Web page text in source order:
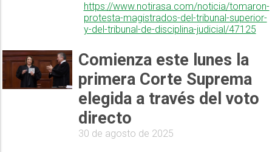
https://www.notirasa.com/noticia/tomaron-
protesta-magistrados-del-tribunal-superior-
y-del-tribunal-de-disciplina-judicial/47125
Comienza este lunes la
primera Corte Suprema
elegida a través del voto
directo
30 de agosto de 2025